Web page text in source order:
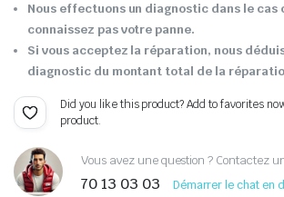
Nous effectuons un diagnostic dans le cas
connaissez pas votre panne.
Si vous acceptez la réparation, nous
diagnostic du montant total de la
Did you like this product? Add to favorites
product.
Vous avez une question ? Contactez
70 13 03 03 Démarrer le chat en